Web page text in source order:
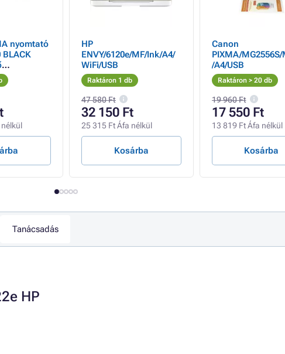
nyomtató
BLACK
- MF
Wi-Fi
HP
ENVY/6120e/MF/Ink/A4/
WiFi/USB
Raktáron 1 db
47 580 Ft
32 150 Ft
25 315 Ft Áfa nélkül
Kosárba
Canon
PIXMA/
/A4/USB
Raktáron > 20 db
19 960 Ft
17 550 Ft
13 819 Ft Áfa nélkül
Kosárba
Tanácsadás
HP